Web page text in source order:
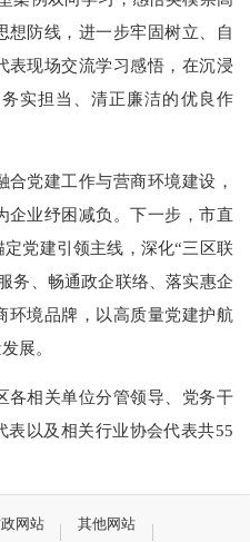
想防线，进一步牢固树立、自
表现场交流学习感悟，在沉浸
实担当、清正廉洁的优良作
党建工作与营商环境建设，
企业纾困减负。下一步，市直
党建引领主线，深化“三区联
务、畅通政企联络、落实惠企
环境品牌，以高质量党建护航
展。
相关单位分管领导、党务干
以及相关行业协会代表共55
网站 其他网站